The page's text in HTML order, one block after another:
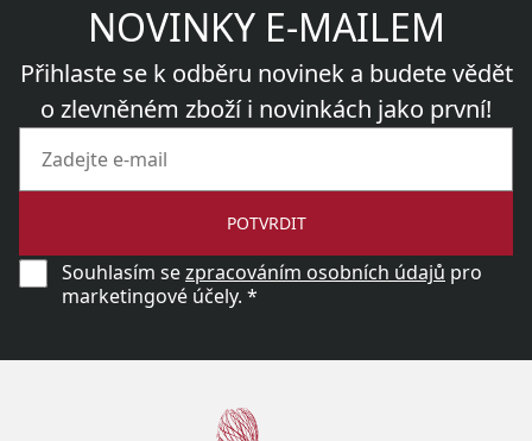
NOVINKY E-MAILEM
Přihlaste se k odběru novinek a budete vědět
o zlevněném zboží i novinkách jako první!
POTVRDIT
Souhlasím sezpracováním osobních údajů pro
marketingové účely. *